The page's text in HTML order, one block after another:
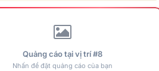
Quảng cáo tại vị trí #8
Nhấn để đặt quảng cáo của bạn